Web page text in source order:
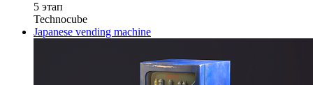
5 этап
Technocube
Japanese vending machine